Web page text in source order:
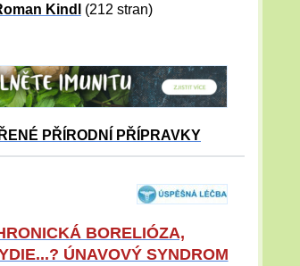
Kindl
(212 stran)
PŘÍRODNÍ PŘÍPRAVKY
BORELIÓZA,
ÚNAVOVÝ SYNDROM